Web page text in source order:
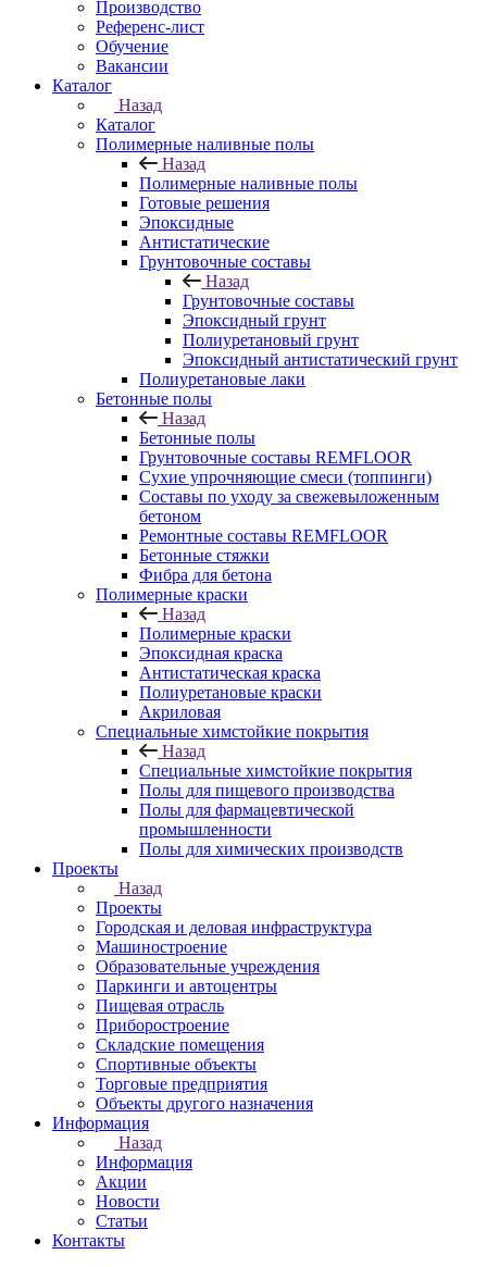
Производство
Референс-лист
Обучение
Вакансии
Каталог
Назад
Каталог
Полимерные наливные полы
Назад
Полимерные наливные полы
Готовые решения
Эпоксидные
Антистатические
Грунтовочные составы
Назад
Грунтовочные составы
Эпоксидный грунт
Полиуретановый грунт
Эпоксидный антистатический грунт
Полиуретановые лаки
Бетонные полы
Назад
Бетонные полы
Грунтовочные составы REMFLOOR
Сухие упрочняющие смеси (топпинги)
Составы по уходу за свежевыложенным
бетоном
Ремонтные составы REMFLOOR
Бетонные стяжки
Фибра для бетона
Полимерные краски
Назад
Полимерные краски
Эпоксидная краска
Антистатическая краска
Полиуретановые краски
Акриловая
Специальные химстойкие покрытия
Назад
Специальные химстойкие покрытия
Полы для пищевого производства
Полы для фармацевтической
промышленности
Полы для химических производств
Проекты
Назад
Проекты
Городская и деловая инфраструктура
Машиностроение
Образовательные учреждения
Паркинги и автоцентры
Пищевая отрасль
Приборостроение
Складские помещения
Спортивные объекты
Торговые предприятия
Объекты другого назначения
Информация
Назад
Информация
Акции
Новости
Статьи
Контакты